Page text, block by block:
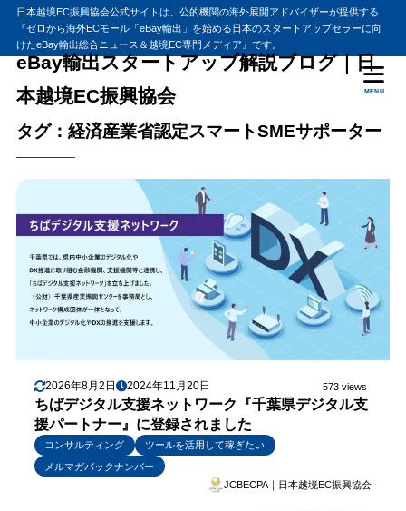
日本越境EC振興協会公式サイトは、公的機関の海外展開アドバイザーが提供する
『ゼロから海外ECモール「eBay輸出」を始める日本のスタートアップセラーに向
けたeBay輸出総合ニュース＆越境EC専門メディア』です。
eBay輸出スタートアップ解説ブログ｜日
本越境EC振興協会
MENU
タグ：経済産業省認定スマートSMEサポーター
2026年8月2日 2024年11月20日 573 views
ちばデジタル支援ネットワーク『千葉県デジタル支
援パートナー』に登録されました
コンサルティング
ツールを活用して稼ぎたい
メルマガバックナンバー
JCBECPA｜日本越境EC振興協会